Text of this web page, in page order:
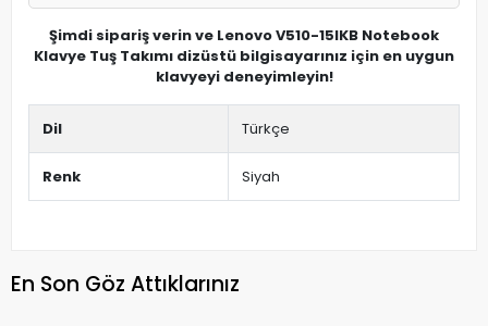
Şimdi sipariş verin ve Lenovo V510-15IKB Notebook
Klavye Tuş Takımı dizüstü bilgisayarınız için en uygun
klavyeyi deneyimleyin!
Dil Türkçe
Renk Siyah
En Son Göz Attıklarınız